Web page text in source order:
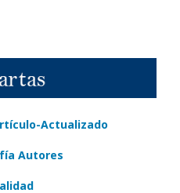
Actualizado
Autores